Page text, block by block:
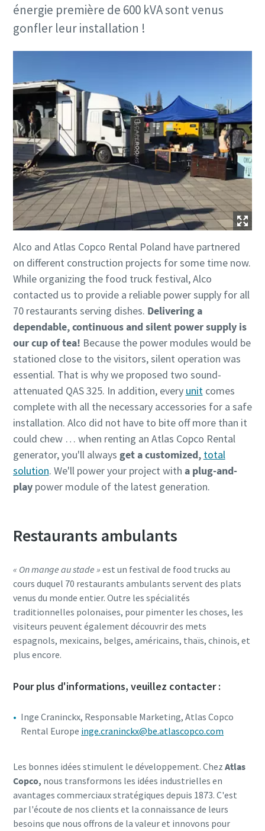
énergie première de 600 kVA sont venus
gonfler leur installation !
Alco and Atlas Copco Rental Poland have partnered
on different construction projects for some time now.
While organizing the food truck festival, Alco
contacted us to provide a reliable power supply for all
70 restaurants serving dishes. Delivering a
dependable, continuous and silent power supply is
our cup of tea! Because the power modules would be
stationed close to the visitors, silent operation was
essential. That is why we proposed two sound-
attenuated QAS 325. In addition, every unitcomes
complete with all the necessary accessories for a safe
installation. Alco did not have to bite off more than it
could chew … when renting an Atlas Copco Rental
generator, you'll always get a customized, total
solution. We'll power your project with a plug-and-
playpower module of the latest generation.
Restaurants ambulants
« On mange au stade » est un festival de food trucks au
cours duquel 70 restaurants ambulants servent des plats
venus du monde entier. Outre les spécialités
traditionnelles polonaises, pour pimenter les choses, les
visiteurs peuvent également découvrir des mets
espagnols, mexicains, belges, américains, thaïs, chinois, et
plus encore.
Pour plus d'informations, veuillez contacter :
Inge Craninckx, Responsable Marketing, Atlas Copco
Rental Europe inge.craninckx@be.atlascopco.com
Les bonnes idées stimulent le développement. Chez Atlas
Copco, nous transformons les idées industrielles en
avantages commerciaux stratégiques depuis 1873. C'est
par l'écoute de nos clients et la connaissance de leurs
besoins que nous offrons de la valeur et innovons pour